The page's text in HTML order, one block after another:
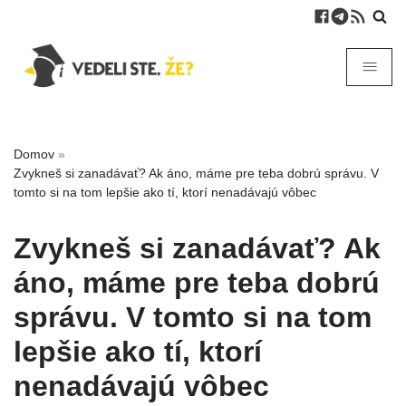
Domov »
Zvykneš si zanadávať? Ak áno, máme pre teba dobrú správu. V
tomto si na tom lepšie ako tí, ktorí nenadávajú vôbec
Zvykneš si zanadávať? Ak
áno, máme pre teba dobrú
správu. V tomto si na tom
lepšie ako tí, ktorí
nenadávajú vôbec